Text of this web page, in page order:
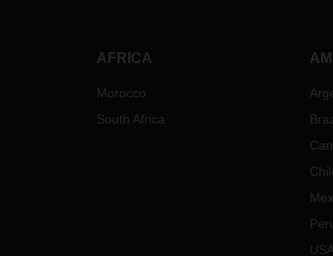
AFRICA
Morocco
South Africa